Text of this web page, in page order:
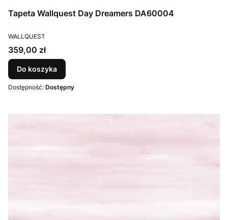
Tapeta Wallquest Day Dreamers DA60004
PRODUCENT
WALLQUEST
Cena
359,00 zł
Do koszyka
Dostępność: Dostępny